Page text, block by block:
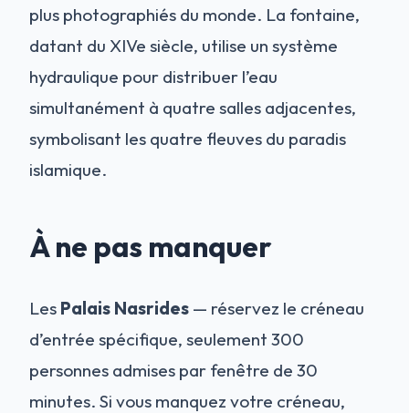
plus photographiés du monde. La fontaine,
datant du XIVe siècle, utilise un système
hydraulique pour distribuer l’eau
simultanément à quatre salles adjacentes,
symbolisant les quatre fleuves du paradis
islamique.
À ne pas manquer
Les Palais Nasrides — réservez le créneau
d’entrée spécifique, seulement 300
personnes admises par fenêtre de 30
minutes. Si vous manquez votre créneau,